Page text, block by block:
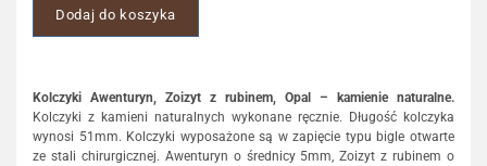
Dodaj do koszyka
Kolczyki Awenturyn, Zoizyt z rubinem, Opal – kamienie naturalne.
Kolczyki z kamieni naturalnych wykonane ręcznie. Długość kolczyka
wynosi 51mm. Kolczyki wyposażone są w zapięcie typu bigle otwarte
ze stali chirurgicznej. Awenturyn o średnicy 5mm, Zoizyt z rubinem o